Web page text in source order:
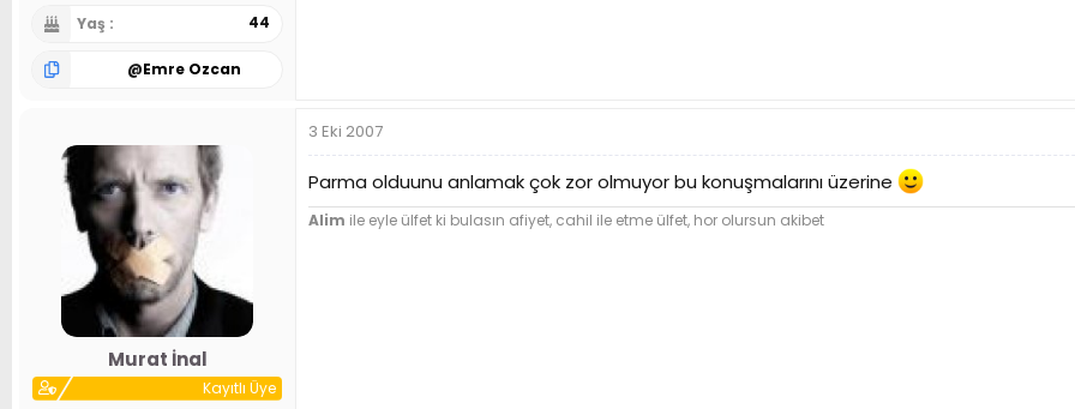
Yaş 44
@Emre Ozcan
Murat İnal
Kayıtlı Üye
3 Eki 2007
Parma olduunu anlamak çok zor olmuyor bu konuşmalarını üzerine
Alim ile eyle ülfet ki bulasın afiyet, cahil ile etme ülfet, hor olursun akibet